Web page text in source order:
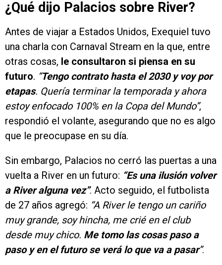
¿Qué dijo Palacios sobre River?
Antes de viajar a Estados Unidos, Exequiel tuvo
una charla con Carnaval Stream en la que, entre
otras cosas, le consultaron si piensa en su
futuro. “Tengo contrato hasta el 2030 y voy por
etapas. Quería terminar la temporada y ahora
estoy enfocado 100% en la Copa del Mundo”,
respondió el volante, asegurando que no es algo
que le preocupase en su día.
Sin embargo, Palacios no cerró las puertas a una
vuelta a River en un futuro: “Es una ilusión volver
a River alguna vez”. Acto seguido, el futbolista
de 27 años agregó: “A River le tengo un cariño
muy grande, soy hincha, me crié en el club
desde muy chico. Me tomo las cosas paso a
paso y en el futuro se verá lo que va a pasar”.